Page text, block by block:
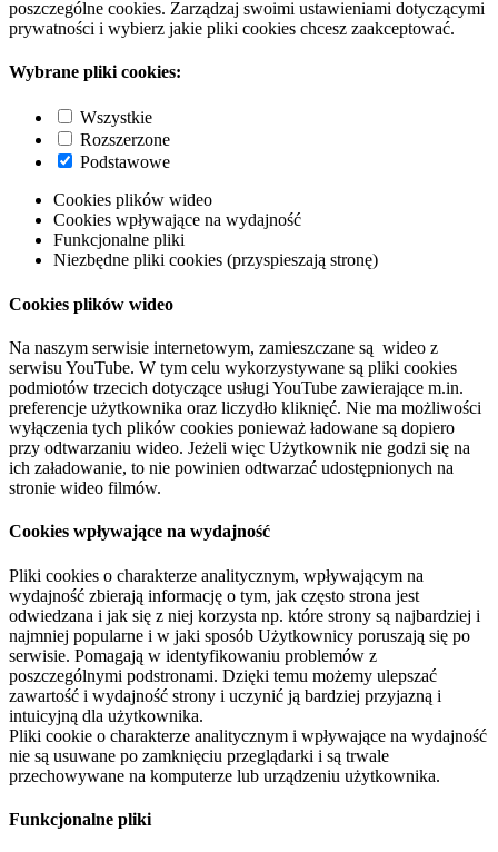
poszczególne cookies. Zarządzaj swoimi ustawieniami dotyczącymi
prywatności i wybierz jakie pliki cookies chcesz zaakceptować.
Wybrane pliki cookies:
Wszystkie
Rozszerzone
Podstawowe
Cookies plików wideo
Cookies wpływające na wydajność
Funkcjonalne pliki
Niezbędne pliki cookies (przyspieszają stronę)
Cookies plików wideo
Na naszym serwisie internetowym, zamieszczane są wideo z
serwisu YouTube. W tym celu wykorzystywane są pliki cookies
podmiotów trzecich dotyczące usługi YouTube zawierające m.in.
preferencje użytkownika oraz liczydło kliknięć. Nie ma możliwości
wyłączenia tych plików cookies ponieważ ładowane są dopiero
przy odtwarzaniu wideo. Jeżeli więc Użytkownik nie godzi się na
ich załadowanie, to nie powinien odtwarzać udostępnionych na
stronie wideo filmów.
Cookies wpływające na wydajność
Pliki cookies o charakterze analitycznym, wpływającym na
wydajność zbierają informację o tym, jak często strona jest
odwiedzana i jak się z niej korzysta np. które strony są najbardziej i
najmniej popularne i w jaki sposób Użytkownicy poruszają się po
serwisie. Pomagają w identyfikowaniu problemów z
poszczególnymi podstronami. Dzięki temu możemy ulepszać
zawartość i wydajność strony i uczynić ją bardziej przyjazną i
intuicyjną dla użytkownika.
Pliki cookie o charakterze analitycznym i wpływające na wydajność
nie są usuwane po zamknięciu przeglądarki i są trwale
przechowywane na komputerze lub urządzeniu użytkownika.
Funkcjonalne pliki